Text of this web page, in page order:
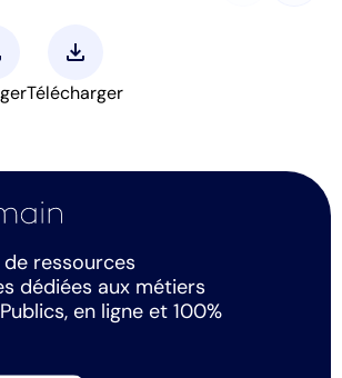
download
Télécharger
ressources
dédiées aux métiers
en ligne et 100%